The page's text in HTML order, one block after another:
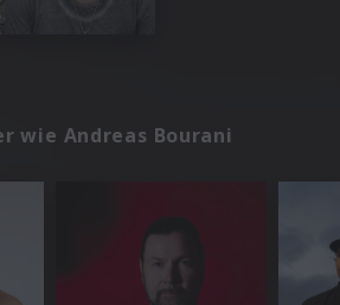
wie Andreas Bourani